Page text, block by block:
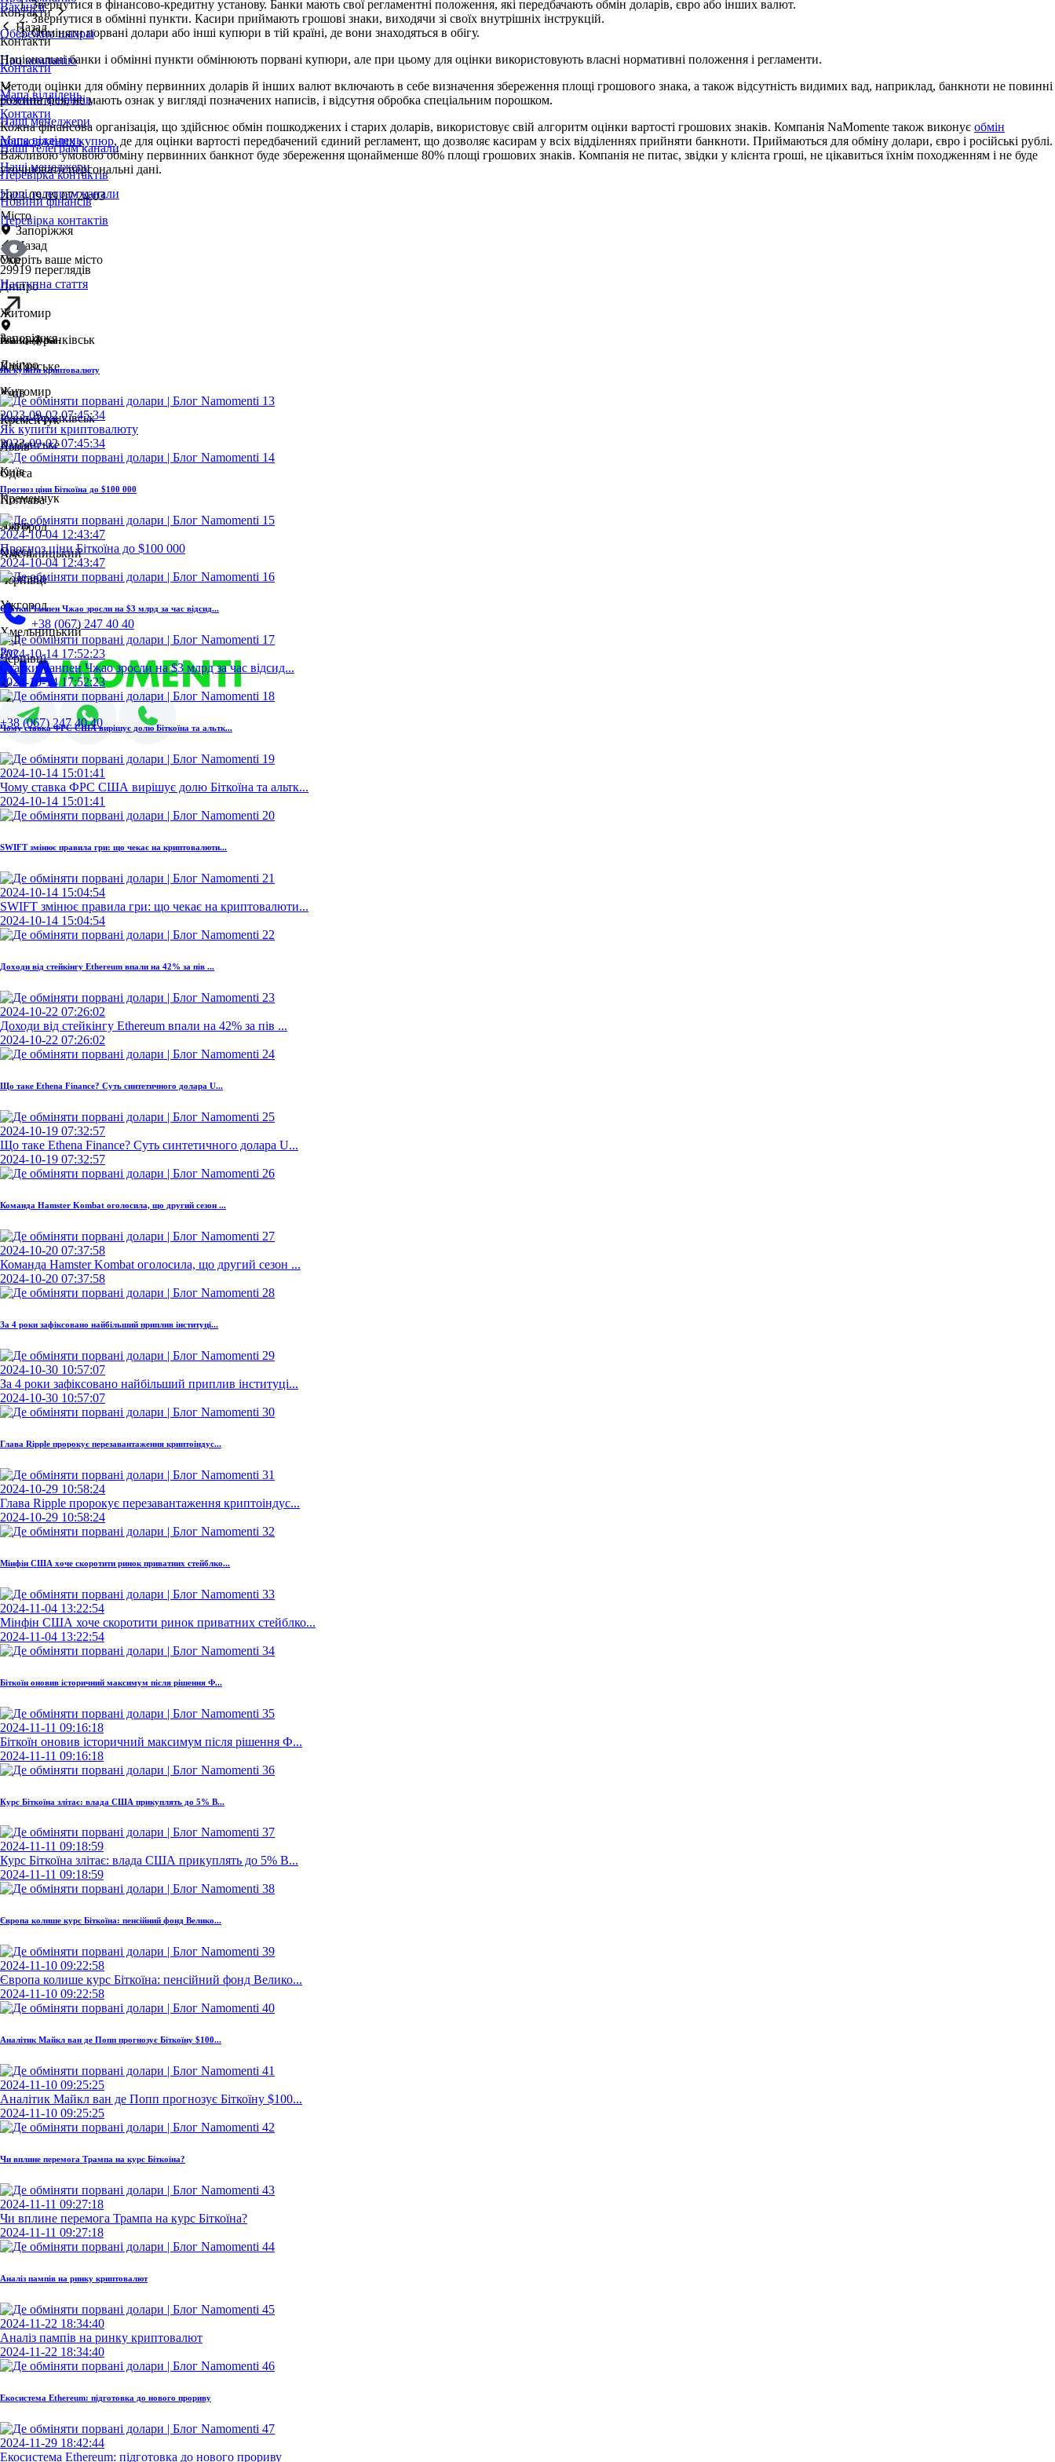
Контакти
Назад
Контакти
Контакти
Мапа відділень
Наші менеджери
Наші телеграм канали
Перевірка контактів
Новини фінансів
Місто
Запоріжжя
Назад
Оберіть ваше місто
Дніпро
Житомир
Івано-Франківськ
Кам'янське
Київ
Кременчук
Львів
Одеса
Полтава
Ужгород
Хмельницький
Чернівці
+38 (067) 247 40 40
Укр
Рус
Вакансії
Обережно шахраї
Про компанію
Новини фінансів
Контакти
Мапа відділень
Наші менеджери
Наші телеграм канали
Перевірка контактів
Укр
Запоріжжя
Дніпро
Житомир
Івано-Франківськ
Кам'янське
Київ
Кременчук
Львів
Одеса
Полтава
Ужгород
Хмельницький
Чернівці
+38 (067) 247 40 40
Звернутися в фінансово-кредитну установу. Банки мають свої регламентні положення, які передбачають обмін доларів, євро або інших валют.
Звернутися в обмінні пункти. Касири приймають грошові знаки, виходячи зі своїх внутрішніх інструкцій.
Обміняти порвані долари або інші купюри в тій країні, де вони знаходяться в обігу.
Національні банки і обмінні пункти обмінюють порвані купюри, але при цьому для оцінки використовують власні нормативні положення і регламенти.
Методи оцінки для обміну первинних доларів й інших валют включають в себе визначення збереження площі грошового знака, а також відсутність видимих вад, наприклад, банкноти не повинні
розсипатися, не мають ознак у вигляді позначених написів, і відсутня обробка спеціальним порошком.
Кожна фінансова організація, що здійснює обмін пошкоджених і старих доларів, використовує свій алгоритм оцінки вартості грошових знаків. Компанія NaMomente також виконує обмін
пошкоджених купюр, де для оцінки вартості передбачений єдиний регламент, що дозволяє касирам у всіх відділеннях прийняти банкноти. Приймаються для обміну долари, євро і російські рублі.
Важливою умовою обміну первинних банкнот буде збереження щонайменше 80% площі грошових знаків. Компанія не питає, звідки у клієнта гроші, не цікавиться їхнім походженням і не буде
уточнювати персональні дані.
2023-09-09 07:24:03
29919 переглядів
Наступна стаття
Рекомендуємо:
Як купити криптовалюту
2023-09-02 07:45:34
Як купити криптовалюту
2023-09-02 07:45:34
Прогноз ціни Біткоїна до $100 000
2024-10-04 12:43:47
Прогноз ціни Біткоїна до $100 000
2024-10-04 12:43:47
Статки Чанпен Чжао зросли на $3 млрд за час відсид...
2024-10-14 17:52:23
Статки Чанпен Чжао зросли на $3 млрд за час відсид...
2024-10-14 17:52:23
Чому ставка ФРС США вирішує долю Біткоїна та альтк...
2024-10-14 15:01:41
Чому ставка ФРС США вирішує долю Біткоїна та альтк...
2024-10-14 15:01:41
SWIFT змінює правила гри: що чекає на криптовалюти...
2024-10-14 15:04:54
SWIFT змінює правила гри: що чекає на криптовалюти...
2024-10-14 15:04:54
Доходи від стейкінгу Ethereum впали на 42% за пів ...
2024-10-22 07:26:02
Доходи від стейкінгу Ethereum впали на 42% за пів ...
2024-10-22 07:26:02
Що таке Ethena Finance? Суть синтетичного долара U...
2024-10-19 07:32:57
Що таке Ethena Finance? Суть синтетичного долара U...
2024-10-19 07:32:57
Команда Hamster Kombat оголосила, що другий сезон ...
2024-10-20 07:37:58
Команда Hamster Kombat оголосила, що другий сезон ...
2024-10-20 07:37:58
За 4 роки зафіксовано найбільший приплив інституці...
2024-10-30 10:57:07
За 4 роки зафіксовано найбільший приплив інституці...
2024-10-30 10:57:07
Глава Ripple пророкує перезавантаження криптоіндус...
2024-10-29 10:58:24
Глава Ripple пророкує перезавантаження криптоіндус...
2024-10-29 10:58:24
Мінфін США хоче скоротити ринок приватних стейблко...
2024-11-04 13:22:54
Мінфін США хоче скоротити ринок приватних стейблко...
2024-11-04 13:22:54
Біткоїн оновив історичний максимум після рішення Ф...
2024-11-11 09:16:18
Біткоїн оновив історичний максимум після рішення Ф...
2024-11-11 09:16:18
Курс Біткоїна злітає: влада США прикуплять до 5% B...
2024-11-11 09:18:59
Курс Біткоїна злітає: влада США прикуплять до 5% B...
2024-11-11 09:18:59
Європа колише курс Біткоїна: пенсійний фонд Велико...
2024-11-10 09:22:58
Європа колише курс Біткоїна: пенсійний фонд Велико...
2024-11-10 09:22:58
Аналітик Майкл ван де Попп прогнозує Біткоїну $100...
2024-11-10 09:25:25
Аналітик Майкл ван де Попп прогнозує Біткоїну $100...
2024-11-10 09:25:25
Чи вплине перемога Трампа на курс Біткоїна?
2024-11-11 09:27:18
Чи вплине перемога Трампа на курс Біткоїна?
2024-11-11 09:27:18
Аналіз пампів на ринку криптовалют
2024-11-22 18:34:40
Аналіз пампів на ринку криптовалют
2024-11-22 18:34:40
Екосистема Ethereum: підготовка до нового прориву
2024-11-29 18:42:44
Екосистема Ethereum: підготовка до нового прориву